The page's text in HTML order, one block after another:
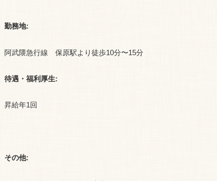
勤務地:
阿武隈急行線 保原駅より徒歩10分〜15分
待遇・福利厚生:
昇給年1回
その他: